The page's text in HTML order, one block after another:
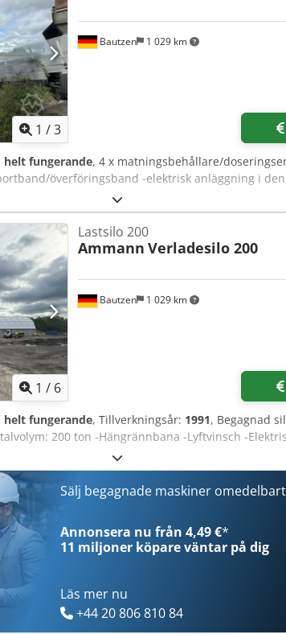
1 /3
Bautzen 1 029 km
helt fungerande, 4 x matningsbehållare/
överföringsband -elektrisk anläggning i
1 / 6
Bautzen 1 029 km
Lastsilo 200
Ammann Verladesilo 200
helt fungerande, Tillverkningsår: 1991, Begagnad
200 ton -Hängrännbana -Lyftvinsch -
Sälj begagnade maskiner omedelbart
Annonsera nu från 4,49 €*
11 miljoner köpareväntar på dig
Läs mer nu
+44 20 806 810 84